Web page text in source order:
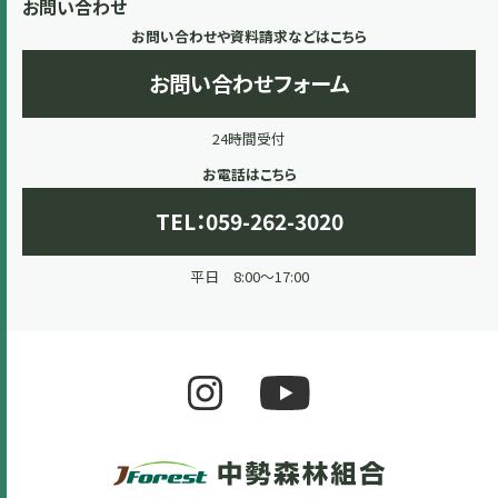
お問い合わせ
お問い合わせや資料請求などはこちら
お問い合わせフォーム
24時間受付
お電話はこちら
TEL：059-262-3020
平日 8:00～17:00